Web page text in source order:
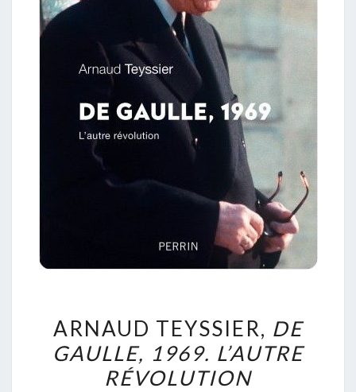
TEYSSIER,
DE
GAULLE,
ARNAUD TEYSSIER, DE
GAULLE, 1969. L’AUTRE
RÉVOLUTION